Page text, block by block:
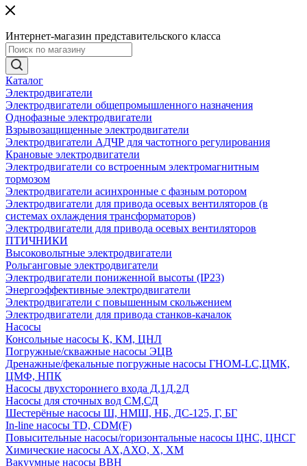
Интернет-магазин представительского класса
Каталог
Электродвигатели
Электродвигатели общепромышленного назначения
Однофазные электродвигатели
Взрывозащищенные электродвигатели
Электродвигатели АДЧР для частотного регулирования
Крановые электродвигатели
Электродвигатели со встроенным электромагнитным
тормозом
Электродвигатели асинхронные с фазным ротором
Электродвигатели для привода осевых вентиляторов (в
системах охлаждения трансформаторов)
Электродвигатели для привода осевых вентиляторов
ПТИЧНИКИ
Высоковольтные электродвигатели
Рольганговые электродвигатели
Электродвигатели пониженной высоты (IP23)
Энергоэффективные электродвигатели
Электродвигатели с повышенным скольжением
Электродвигатели для привода станков-качалок
Насосы
Консольные насосы К, КМ, ЦНЛ
Погружные/скважные насосы ЭЦВ
Дренажные/фекальные погружные насосы ГНОМ-LC,ЦМК,
ЦМФ, НПК
Насосы двухстороннего входа Д,1Д,2Д
Насосы для сточных вод СМ,СД
Шестерёные насосы Ш, НМШ, НБ, ДС-125, Г, БГ
In-line насосы TD, CDM(F)
Повысительные насосы/горизонтальные насосы ЦНС, ЦНСГ
Химические насосы АХ,АХО, Х, ХМ
Вакуумные насосы ВВН